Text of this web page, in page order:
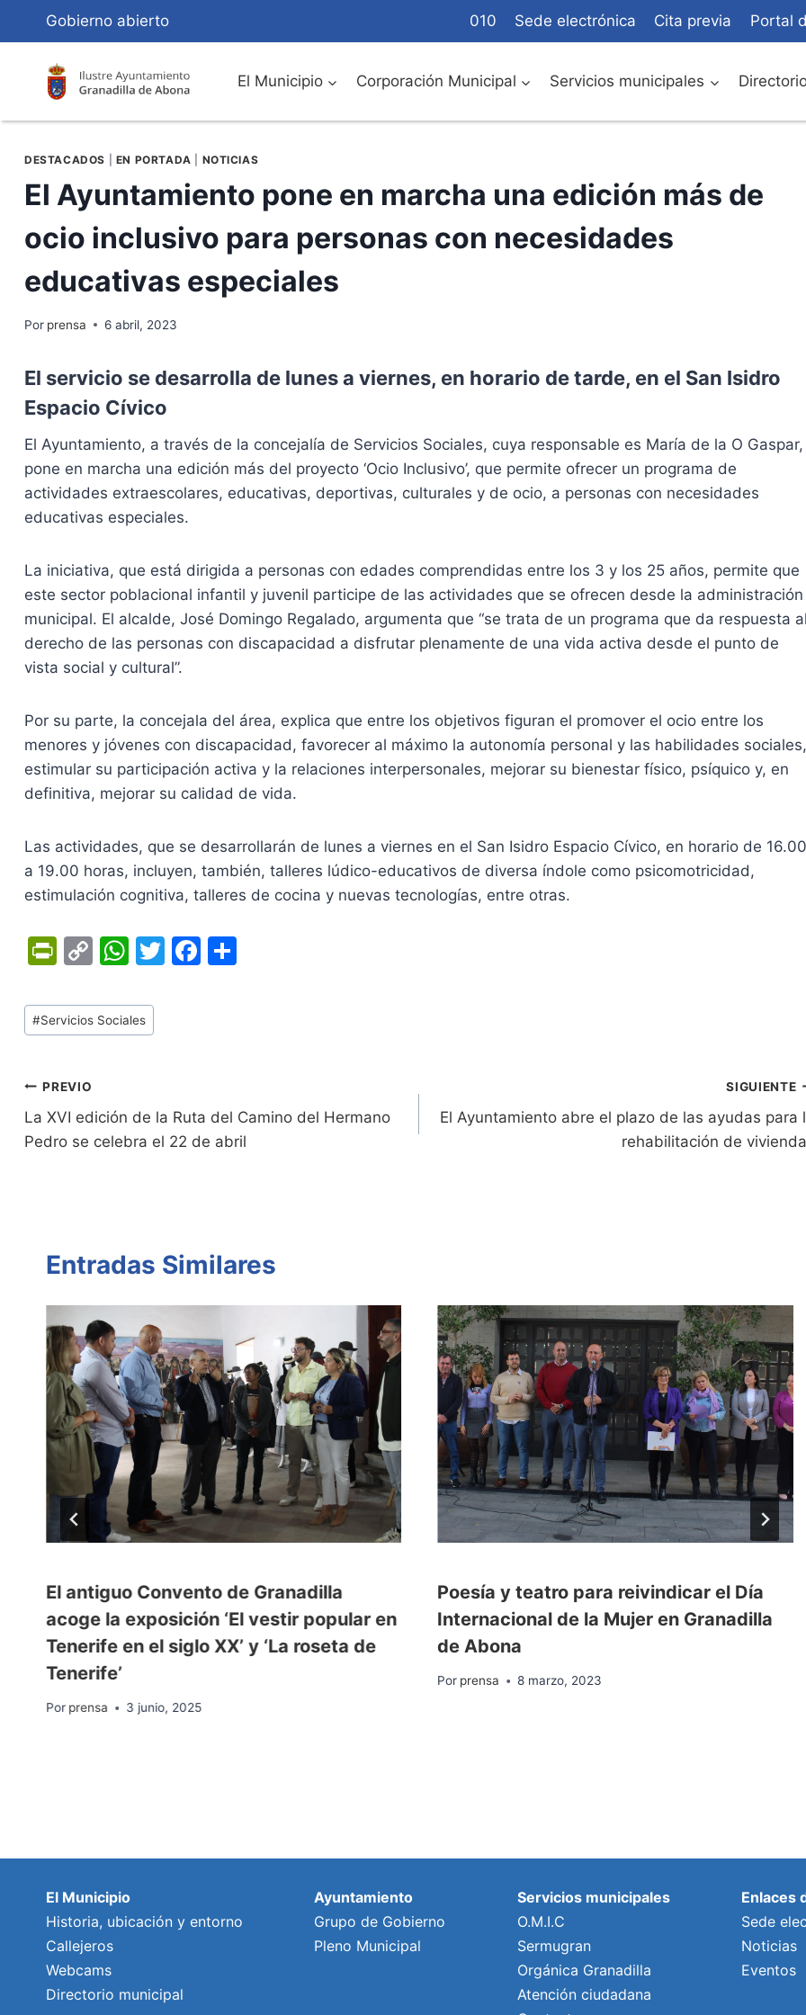
Contenido
Gobierno abierto 010 Sede electrónica Cita previa Portal
El Municipio Corporación Municipal Servicios municipales
DESTACADOS EN PORTADA NOTICIAS
El Ayuntamiento pone en marcha una edición más de
ocio inclusivo para personas con necesidades
educativas especiales
Por prensa 6 abril, 2023
El servicio se desarrolla de lunes a viernes, en horario de tarde, en el San Isidro
Espacio Cívico
El Ayuntamiento, a través de la concejalía de Servicios Sociales, cuya responsable es María de la O Gaspar,
pone en marcha una edición más del proyecto ‘Ocio Inclusivo’, que permite ofrecer un programa de
actividades extraescolares, educativas, deportivas, culturales y de ocio, a personas con necesidades
educativas especiales.
La iniciativa, que está dirigida a personas con edades comprendidas entre los 3 y los 25 años, permite que
este sector poblacional infantil y juvenil participe de las actividades que se ofrecen desde la administración
municipal. El alcalde, José Domingo Regalado, argumenta que “se trata de un programa que da respuesta al
derecho de las personas con discapacidad a disfrutar plenamente de una vida activa desde el punto de
vista social y cultural”.
Por su parte, la concejala del área, explica que entre los objetivos figuran el promover el ocio entre los
menores y jóvenes con discapacidad, favorecer al máximo la autonomía personal y las habilidades sociales,
estimular su participación activa y la relaciones interpersonales, mejorar su bienestar físico, psíquico y, en
definitiva, mejorar su calidad de vida.
Las actividades, que se desarrollarán de lunes a viernes en el San Isidro Espacio Cívico, en horario de 16.00
a 19.00 horas, incluyen, también, talleres lúdico-educativos de diversa índole como psicomotricidad,
estimulación cognitiva, talleres de cocina y nuevas tecnologías, entre otras.
Pr
tF
ri
n
dl
y
C
p
y
k
W
at
s
p
T
F
o
k
Tags
de
#Servicios Sociales
Navegación
de
PREVIO
La XVI edición de la Ruta del Camino del Hermano
Pedro se celebra el 22 de abril
SIGUIENTE
El Ayuntamiento abre el plazo de las ayudas para
rehabilitación de
Entradas Similares
El antiguo Convento de Granadilla
acoge la exposición ‘El vestir popular en
Tenerife en el siglo XX’ y ‘La roseta de
Tenerife’
Por prensa 3 junio, 2025
Poesía y teatro para reivindicar el Día
Internacional de la Mujer en Granadilla
de Abona
Por prensa 8 marzo, 2023
El Municipio
Historia, ubicación y entorno
Callejeros
Webcams
Directorio municipal
Ayuntamiento
Grupo de Gobierno
Pleno Municipal
Servicios municipales
O.M.I.C
Sermugran
Orgánica Granadilla
Atención ciudadana
Enlaces
Sede
Noticias
Eventos